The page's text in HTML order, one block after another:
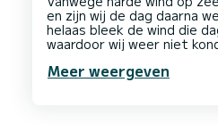
en zijn wij de dag daarna
helaas bleek de wind die
waardoor wij weer niet
upgrate met kapitein.
Meer weergeven